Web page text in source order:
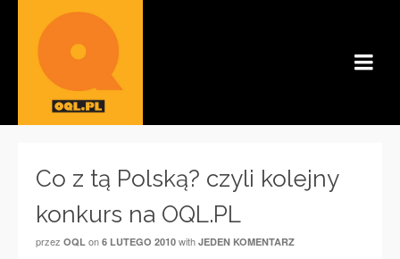
Co z tą Polską? czyli kolejny
konkurs na OQL.PL
przez OQL on 6 LUTEGO 2010 with JEDEN KOMENTARZ